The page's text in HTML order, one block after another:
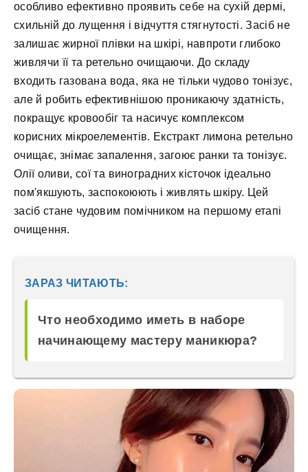
особливо ефективно проявить себе на сухій дермі,
схильній до лущення і відчуття стягнутості. Засіб не
залишає жирної плівки на шкірі, навпроти глибоко
живлячи її та ретельно очищаючи. До складу
входить газована вода, яка не тільки чудово тонізує,
але й робить ефективнішою проникаючу здатність,
покращує кровообіг та насичує комплексом
корисних мікроелементів. Екстракт лимона ретельно
очищає, знімає запалення, загоює ранки та тонізує.
Олії оливи, сої та виноградних кісточок ідеально
пом'якшують, заспокоюють і живлять шкіру. Цей
засіб стане чудовим помічником на першому етапі
очищення.
ЗАРАЗ ЧИТАЮТЬ:
Что необходимо иметь в наборе
начинающему мастеру маникюра?